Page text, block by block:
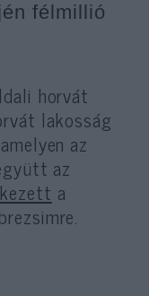
félmillió
horvát
lakosság
az
az
a